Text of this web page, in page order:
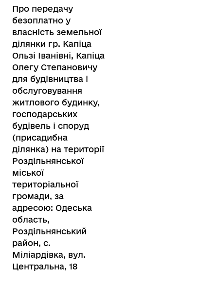
Про передачу
безоплатно у
власність земельної
ділянки гр. Капіца
Ользі Іванівні, Капіца
Олегу Степановичу
для будівництва і
обслуговування
житлового будинку,
господарських
будівель і споруд
(присадибна
ділянка) на території
Роздільнянської
міської
територіальної
громади, за
адресою: Одеська
область,
Роздільнянський
район, с.
Міліардівка, вул.
Центральна, 18